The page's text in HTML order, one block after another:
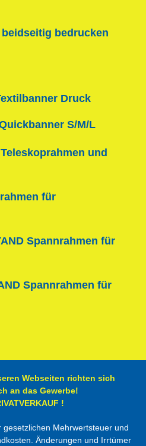
bedrucken
Druck
S/M/L
und
für
Spannrahmen für
Spannrahmen für
Webseiten richten sich
an das Gewerbe!
!
Mehrwertsteuer und
Änderungen und Irrtümer